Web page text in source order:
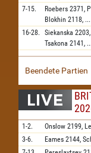
7-15. Roebers 2371,
Blokhin 2118, ...
16-28. Siekanska 2203,
Tsakona 2141, ...
Beendete Partien
1-2. Onslow 2199,
3-6.
Eames 2144,